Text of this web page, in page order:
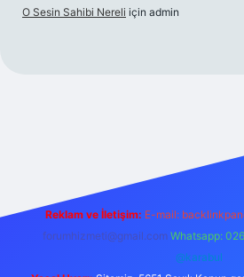
O Sesin Sahibi Nereli için admin
Reklam ve İletişim: E-mail:
forumhizmeti@gmail.com Whatsapp:
@karabul